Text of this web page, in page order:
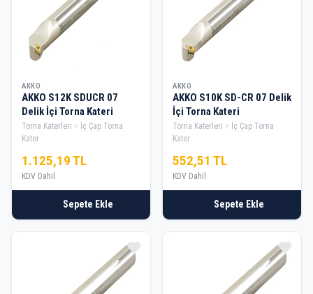
AKKO
AKKO S12K SDUCR 07
Delik İçi Torna Kateri
Torna Katerleri
İç Çap Torna
Kater
1.125,19 TL
KDV Dahil
Sepete Ekle
AKKO
AKKO S10K SD-CR 07 Delik
İçi Torna Kateri
Torna Katerleri
İç Çap Torna
Kater
552,51 TL
KDV Dahil
Sepete Ekle